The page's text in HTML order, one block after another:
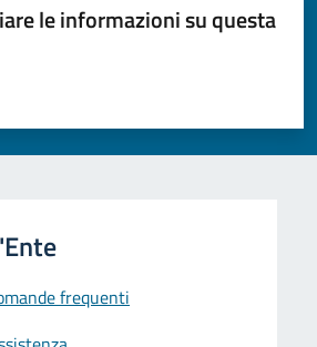
le informazioni su questa
5 stelle su 5
su 5
su 5
5
frequenti